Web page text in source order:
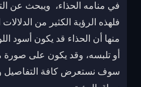
في منامه الحذاء، ويبحث عن
فلهذه الرؤية الكثير من
منها أن الحذاء قد يكون أسود
أو تلبسه، وقد يكون على صورة
سوف نستعرض كافة التفاصيل